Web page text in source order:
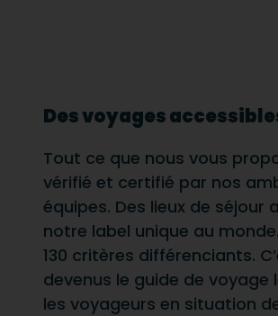
Des voyages
Tout ce que nous vous
vérifié et certifié par nos
équipes. Des lieux de
notre label unique au
130 critères différenciants.
devenus le guide de
les voyageurs en situation